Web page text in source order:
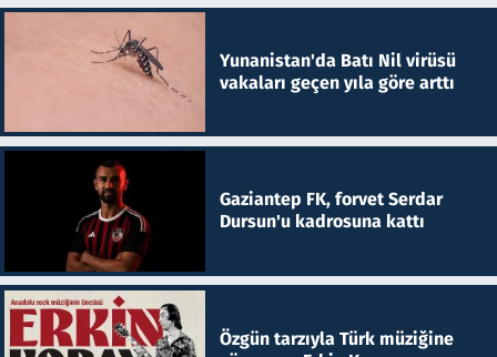
Yunanistan'da Batı Nil virüsü
vakaları geçen yıla göre arttı
Gaziantep FK, forvet Serdar
Dursun'u kadrosuna kattı
Özgün tarzıyla Türk müziğine